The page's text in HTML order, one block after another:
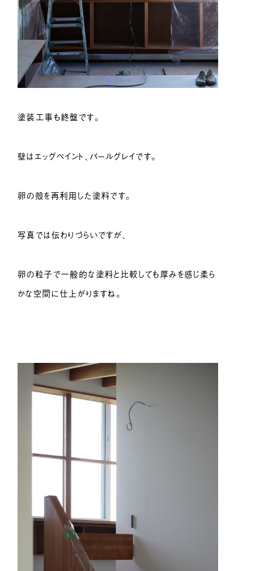
塗装工事も終盤です。
壁はエッグペイント、パールグレイです。
卵の殻を再利用した塗料です。
写真では伝わりづらいですが、
卵の粒子で一般的な塗料と比較しても厚みを感じ柔ら
かな空間に仕上がりますね。